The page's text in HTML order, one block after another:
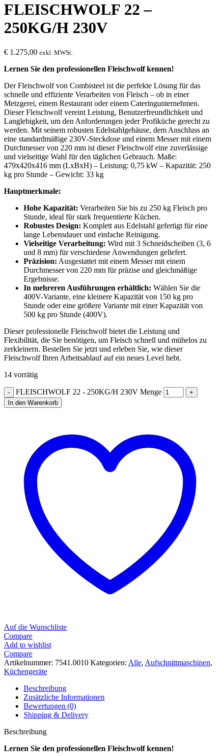
FLEISCHWOLF 22 –
250KG/H 230V
€ 1.275,00 exkl. MWSt.
Lernen Sie den professionellen Fleischwolf kennen!
Der Fleischwolf von Combisteel ist die perfekte Lösung für das
schnelle und effiziente Verarbeiten von Fleisch – ob in einer
Metzgerei, einem Restaurant oder einem Cateringunternehmen.
Dieser Fleischwolf vereint Leistung, Benutzerfreundlichkeit und
Langlebigkeit, um den Anforderungen jeder Profiküche gerecht zu
werden. Mit seinem robusten Edelstahlgehäuse, dem Anschluss an
eine standardmäßige 230V-Steckdose und einem Messer mit einem
Durchmesser von 220 mm ist dieser Fleischwolf eine zuverlässige
und vielseitige Wahl für den täglichen Gebrauch. Maße:
479x420x416 mm (LxBxH) – Leistung: 0,75 kW – Kapazität: 250
kg pro Stunde – Gewicht: 33 kg
Hauptmerkmale:
Hohe Kapazität: Verarbeiten Sie bis zu 250 kg Fleisch pro
Stunde, ideal für stark frequentierte Küchen.
Robustes Design: Komplett aus Edelstahl gefertigt für eine
lange Lebensdauer und einfache Reinigung.
Vielseitige Verarbeitung: Wird mit 3 Schneidscheiben (3, 6
und 8 mm) für verschiedene Anwendungen geliefert.
Präzision: Ausgestattet mit einem Messer mit einem
Durchmesser von 220 mm für präzise und gleichmäßige
Ergebnisse.
In mehreren Ausführungen erhältlich: Wählen Sie die
400V-Variante, eine kleinere Kapazität von 150 kg pro
Stunde oder eine größere Variante mit einer Kapazität von
500 kg pro Stunde (400V).
Dieser professionelle Fleischwolf bietet die Leistung und
Flexibilität, die Sie benötigen, um Fleisch schnell und mühelos zu
zerkleinern. Bestellen Sie jetzt und erleben Sie, wie dieser
Fleischwolf Ihren Arbeitsablauf auf ein neues Level hebt.
14 vorrätig
FLEISCHWOLF 22 - 250KG/H 230V Menge
In den Warenkorb
Auf die Wunschliste
Compare
Add to wishlist
Compare
Artikelnummer: 7541.0010 Kategorien: Alle, Aufschnittmaschinen,
Küchengeräte
Beschreibung
Zusätzliche Informationen
Bewertungen (0)
Shipping & Delivery
Beschreibung
Lernen Sie den professionellen Fleischwolf kennen!